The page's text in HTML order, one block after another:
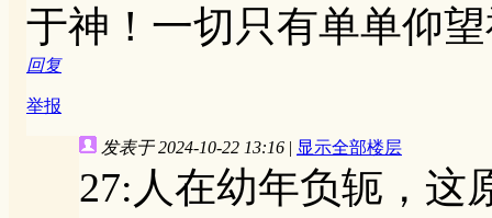
于神！一切只有单单仰
回复
举报
发表于 2024-10-22 13:16 | 显示全部楼层
27:人在幼年负轭，这